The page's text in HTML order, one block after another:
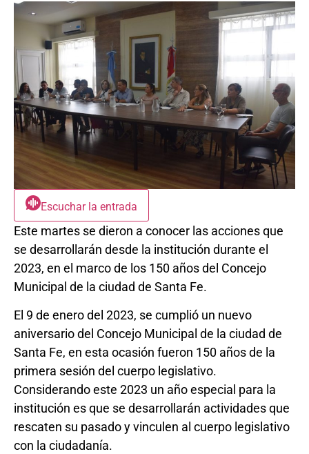
Escuchar la entrada
Este martes se dieron a conocer las acciones que
se desarrollarán desde la institución durante el
2023, en el marco de los 150 años del Concejo
Municipal de la ciudad de Santa Fe.
El 9 de enero del 2023, se cumplió un nuevo
aniversario del Concejo Municipal de la ciudad de
Santa Fe, en esta ocasión fueron 150 años de la
primera sesión del cuerpo legislativo.
Considerando este 2023 un año especial para la
institución es que se desarrollarán actividades que
rescaten su pasado y vinculen al cuerpo legislativo
con la ciudadanía.